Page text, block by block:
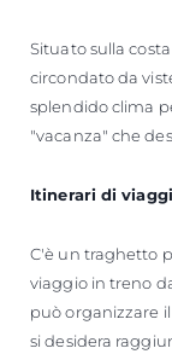
Situato sulla
circondato da
splendido clima
"vacanza" che
Itinerari di
C'è un traghetto
viaggio in treno
può organizzare
si desidera